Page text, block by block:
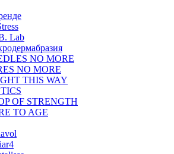
Lab
NO MORE
NO MORE
THIS WAY
OF STRENGTH
TO AGE